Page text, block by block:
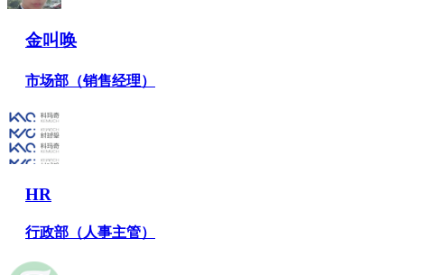
金叫唤
市场部（销售经理）
HR
行政部（人事主管）